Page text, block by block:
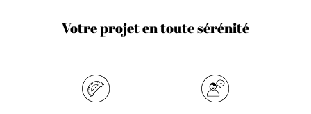
Votre projet en toute sérénité